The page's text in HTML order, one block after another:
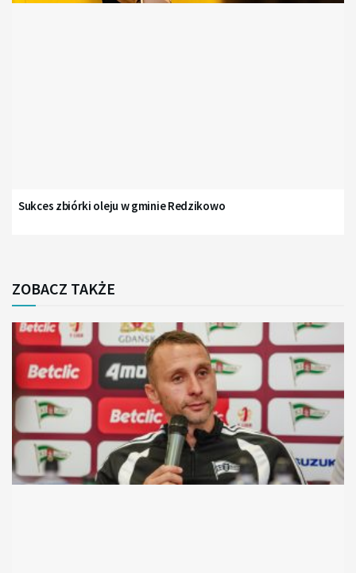
Sukces zbiórki oleju w gminie Redzikowo
ZOBACZ TAKŻE